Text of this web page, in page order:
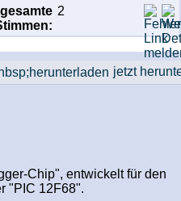
gesamte 2
jetzt
Chip", entwickelt für den
"PIC 12F68".